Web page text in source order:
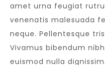
amet urna feugiat
venenatis malesuada
neque. Pellentesque
Vivamus bibendum
euismod nulla